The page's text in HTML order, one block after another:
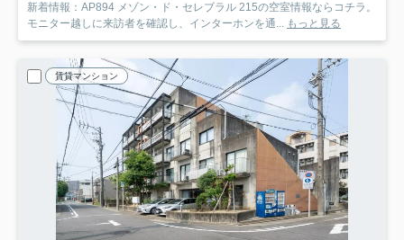
新着情報：AP894 メゾン・ド・セレブラル 215の空室情報ならコチラ。
モニター越しに来訪者を確認し、インターホンを通... もっと見る
賃貸マンション